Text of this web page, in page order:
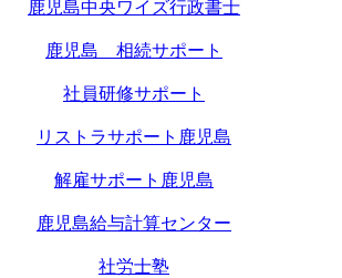
鹿児島中央ワイズ行政書士
鹿児島 相続サポート
社員研修サポート
リストラサポート鹿児島
解雇サポート鹿児島
鹿児島給与計算センター
社労士塾